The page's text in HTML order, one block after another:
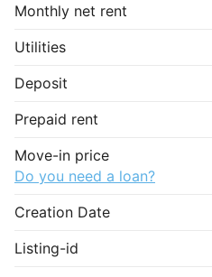
Monthly net rent
Utilities
Deposit
Prepaid rent
Move-in price
Do you need a loan?
Creation Date
Listing-id